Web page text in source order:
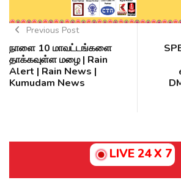
Previous Post
நாளை 10 மாவட்டங்களை
தாக்கவுள்ள மழை | Rain
Alert | Rain News |
Kumudam News
LIVE 24 X 7